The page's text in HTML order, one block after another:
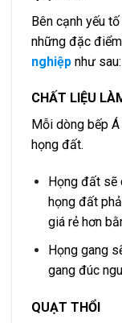
Bên cạnh yếu
những đặc
nghiệp như sau:
CHẤT LIỆU
Mỗi dòng bếp
họng đất.
Họng đất sẽ
họng đất
giá rẻ hơn
Họng gang
gang đúc
QUẠT THỔI